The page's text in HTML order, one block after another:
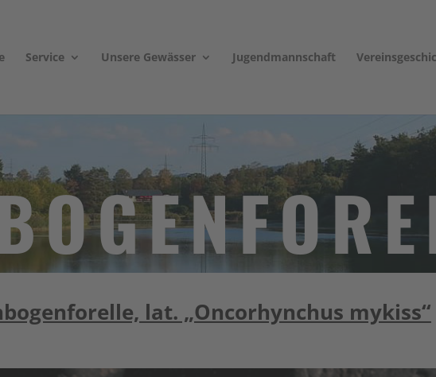
Service Unsere Gewässer Jugendmannschaft
lat. „Oncorhynchus mykiss“